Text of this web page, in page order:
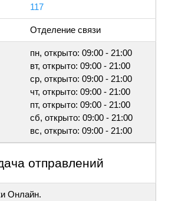
117
Отделение связи
пн, открыто: 09:00 - 21:00
вт, открыто: 09:00 - 21:00
ср, открыто: 09:00 - 21:00
чт, открыто: 09:00 - 21:00
пт, открыто: 09:00 - 21:00
сб, открыто: 09:00 - 21:00
вс, открыто: 09:00 - 21:00
отправлений
Онлайн.